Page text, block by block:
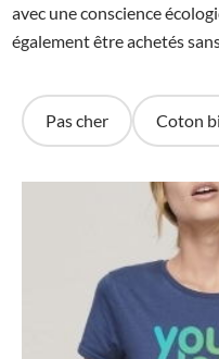
avec une conscience
également être achetés
Pas cher Coton